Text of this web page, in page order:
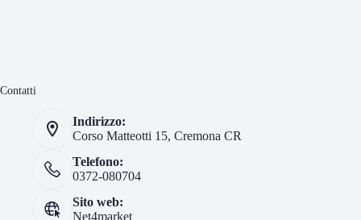
Contatti
Indirizzo:
Corso Matteotti 15, Cremona CR
Telefono:
0372-080704
Sito web:
Net4market